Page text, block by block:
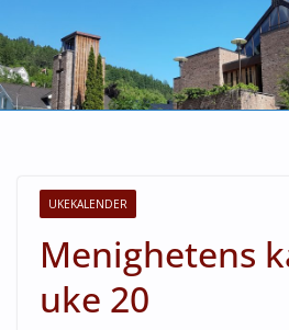
UKEKALENDER
Menighetens
uke 20